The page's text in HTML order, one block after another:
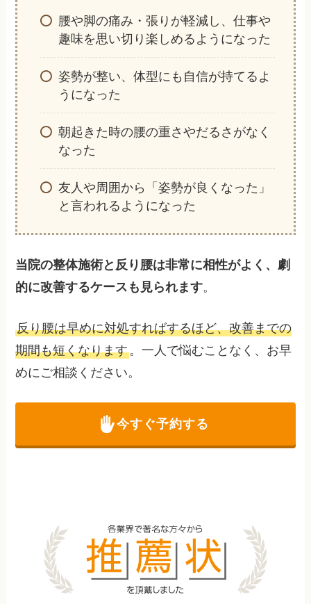
腰や脚の痛み・張りが軽減し、仕事や
趣味を思い切り楽しめるようになった
姿勢が整い、体型にも自信が持てるよ
うになった
朝起きた時の腰の重さやだるさがなく
なった
友人や周囲から「姿勢が良くなった」
と言われるようになった
当院の整体施術と反り腰は非常に相性がよく、劇
的に改善するケースも見られます。
反り腰は早めに対処すればするほど、改善までの
期間も短くなります。一人で悩むことなく、お早
めにご相談ください。
今すぐ予約する